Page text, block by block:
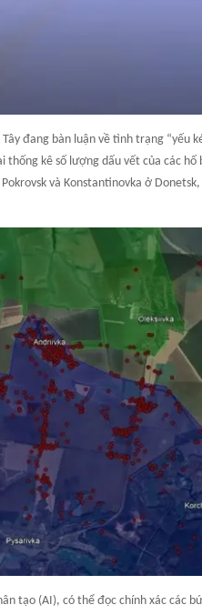
đang bàn luận về tình trạng “yếu
thống kê số lượng dấu vết của các
và Konstantinovka ở
tạo (AI), có thể đọc chính xác các